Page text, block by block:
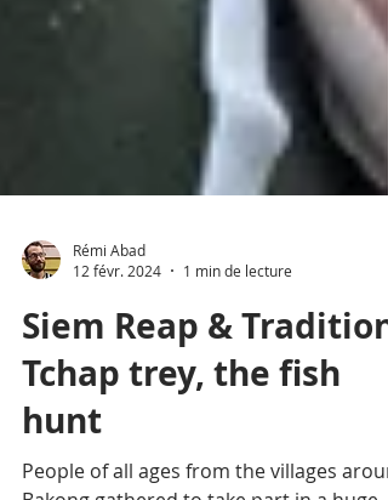
12 févr. 2024
1 min de lecture
Siem Reap & Tradition:
Tchap trey, the fish
hunt